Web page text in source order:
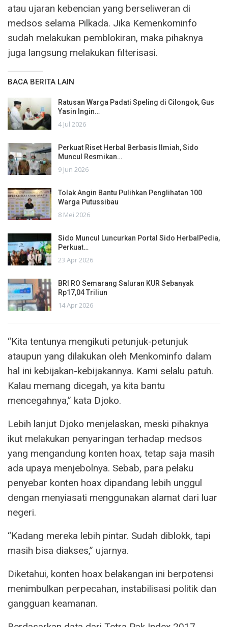
atau ujaran kebencian yang berseliweran di
medsos selama Pilkada. Jika Kemenkominfo
sudah melakukan pemblokiran, maka pihaknya
juga langsung melakukan filterisasi.
BACA BERITA LAIN
Ratusan Warga Padati Speling di Cilongok, Gus
Yasin Ingin…
4 Jul 2026
Perkuat Riset Herbal Berbasis Ilmiah, Sido
Muncul Resmikan…
9 Jun 2026
Tolak Angin Bantu Pulihkan Penglihatan 100
Warga Putussibau
8 Mei 2026
Sido Muncul Luncurkan Portal Sido HerbalPedia,
Perkuat…
23 Apr 2026
BRI RO Semarang Saluran KUR Sebanyak
Rp17,04 Triliun
14 Apr 2026
“Kita tentunya mengikuti petunjuk-petunjuk
ataupun yang dilakukan oleh Menkominfo dalam
hal ini kebijakan-kebijakannya. Kami selalu patuh.
Kalau memang dicegah, ya kita bantu
mencegahnya,” kata Djoko.
Lebih lanjut Djoko menjelaskan, meski pihaknya
ikut melakukan penyaringan terhadap medsos
yang mengandung konten hoax, tetap saja masih
ada upaya menjebolnya. Sebab, para pelaku
penyebar konten hoax dipandang lebih unggul
dengan menyiasati menggunakan alamat dari luar
negeri.
“Kadang mereka lebih pintar. Sudah diblokk, tapi
masih bisa diakses,” ujarnya.
Diketahui, konten hoax belakangan ini berpotensi
menimbulkan perpecahan, instabilisasi politik dan
gangguan keamanan.